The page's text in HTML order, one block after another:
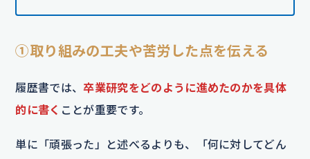
①取り組みの工夫や苦労した点を伝える
履歴書では、卒業研究をどのように進めたのかを具体
的に書く ことが重要です。
単に「頑張った」と述べるよりも、「何に対してどん